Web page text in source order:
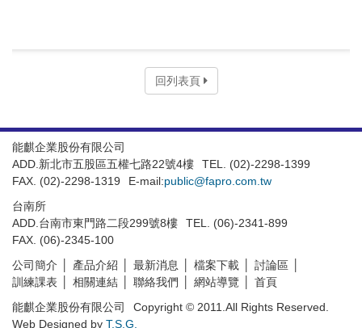
回列表頁
能麒企業股份有限公司
ADD.新北市五股區五權七路22號4樓
TEL. (02)-2298-1399
FAX. (02)-2298-1319
E-mail:public@fapro.com.tw
台南所
ADD.台南市東門路二段299號8樓
TEL. (06)-2341-899
FAX. (06)-2345-100
公司簡介
產品介紹 最新消息 檔案下載
討論區
訓練課表
相關連結 聯絡我們 網站導覽
首頁
能麒企業股份有限公司
Copyright © 2011.All Rights Reserved.
Web Designed by T.S.G.